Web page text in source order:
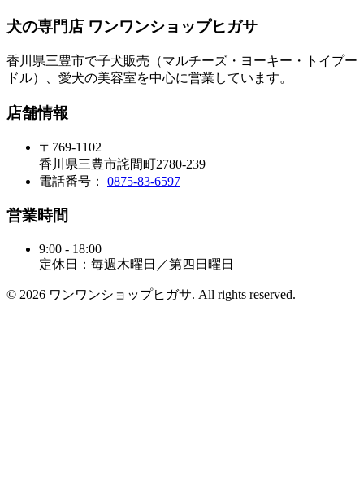
犬の専門店 ワンワンショップヒガサ
香川県三豊市で子犬販売（マルチーズ・ヨーキー・トイプー
ドル）、愛犬の美容室を中心に営業しています。
店舗情報
〒769-1102
香川県三豊市詫間町2780-239
電話番号： 0875-83-6597
営業時間
9:00 - 18:00
定休日：毎週木曜日／第四日曜日
© 2026 ワンワンショップヒガサ. All rights reserved.